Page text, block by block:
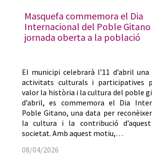
Masquefa commemora el Dia
Internacional del Poble
jornada oberta a la població
El municipi celebrarà l’11 d’abril
activitats culturals i participatives
valor la història i la cultura del poble
d’abril, es commemora el Dia
Poble Gitano, una data per
la cultura i la contribució
societat. Amb aquest motiu,…
08/04/2026